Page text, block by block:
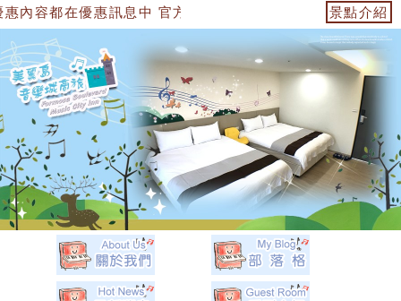
內容都在優惠訊息中 官方網站：https:// 景點介紹